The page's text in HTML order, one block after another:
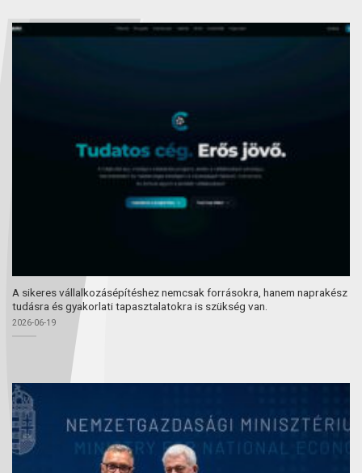
A sikeres vállalkozásépítéshez nemcsak forrásokra, hanem naprakész
tudásra és gyakorlati tapasztalatokra is szükség van.
2026-06-19